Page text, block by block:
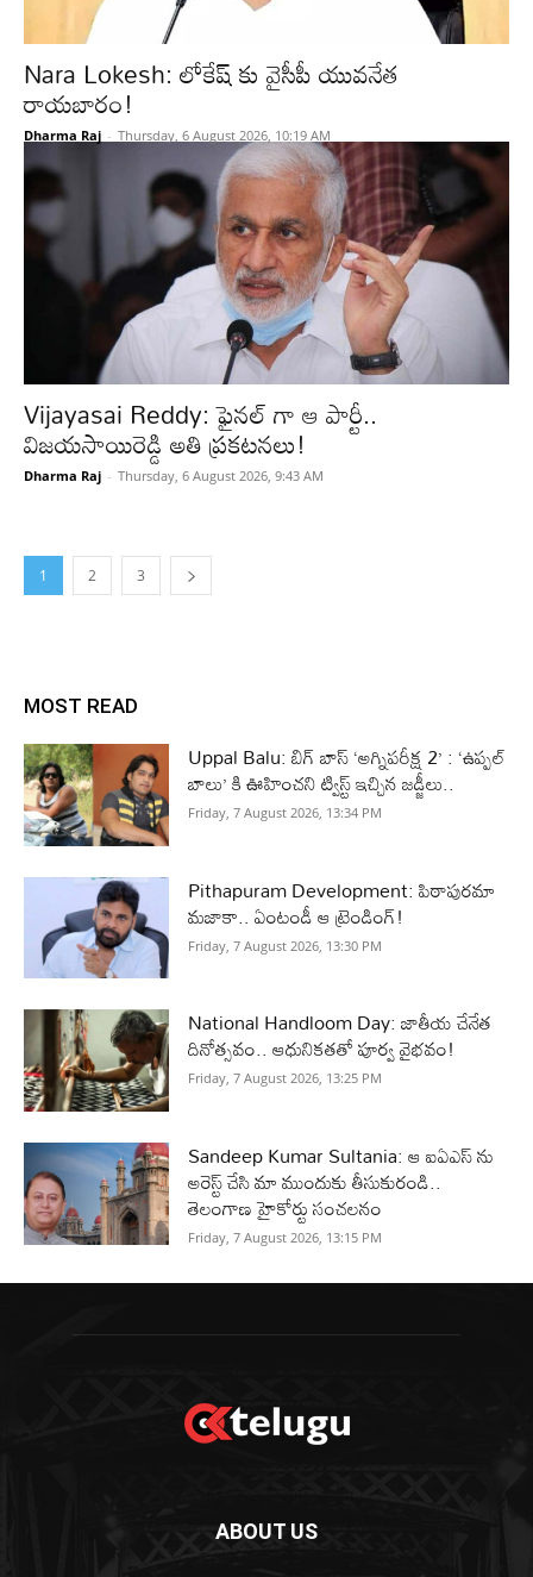
Nara Lokesh: లోకేష్ కు వైసీపీ యువనేత
రాయబారం!
Dharma Raj - Thursday, 6 August 2026, 10:19 AM
Vijayasai Reddy: ఫైనల్ గా ఆ పార్టీ..
విజయసాయిరెడ్డి అతి ప్రకటనలు!
Dharma Raj - Thursday, 6 August 2026, 9:43 AM
1 2 3
MOST READ
Uppal Balu: బిగ్ బాస్ ‘అగ్నిపరీక్ష 2’ : ‘ఉప్పల్
బాలు’ కి ఊహించని ట్విస్ట్ ఇచ్చిన జడ్జీలు..
Friday, 7 August 2026, 13:34 PM
Pithapuram Development: పిఠాపురమా
మజాకా.. ఏంటండీ ఆ ట్రెండింగ్!
Friday, 7 August 2026, 13:30 PM
National Handloom Day: జాతీయ చేనేత
దినోత్సవం.. ఆధునికతతో పూర్వ వైభవం!
Friday, 7 August 2026, 13:25 PM
Sandeep Kumar Sultania: ఆ ఐఏఎస్ ను
అరెస్ట్ చేసి మా ముందుకు తీసుకురండి..
తెలంగాణ హైకోర్టు సంచలనం
Friday, 7 August 2026, 13:15 PM
ABOUT US